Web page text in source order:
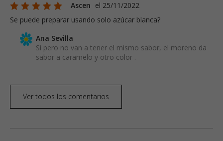
Ascen el 25/11/2022
Se puede preparar usando solo azúcar blanca?
Ana Sevilla
Si pero no van a tener el mismo sabor, el moreno da
sabor a caramelo y otro color .
Ver todos los comentarios